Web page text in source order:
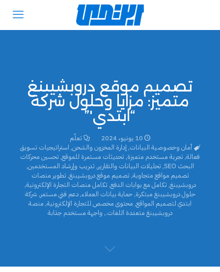
تصميم موقع دروبشيبنغ
متميز: مزايا وحلول شركة
“ابتدي'”
10 يونيو، 2024
تعلّم
أمان وخصوصية البيانات, إدارة المخزون والشحن, استراتيجيات تسويق
فعالة, تجربة مستخدم متميزة, تحديثات مستمرة للموقع, تحسين محركات
البحث SEO
, تحليلات البيانات والتقارير, تدريب وإرشاد المستخدمين,
تصميم مواقع متجاوبة, تصميم موقع دروبشيبنغ, تطوير منصات
دروبشيبنغ, تكامل مع بوابات الدفع, تكامل منصات التجارة الإلكترونية,
حلول دروبشيبنغ مبتكرة,حماية بيانات العملاء,دعم فني مستمر, شركة
ابتدي لتصميم المواقع, محتوى مخصص للتجارة الإلكترونية, منصة
دروبشيبنغ متعددة اللغات., واجهة مستخدم جذابة